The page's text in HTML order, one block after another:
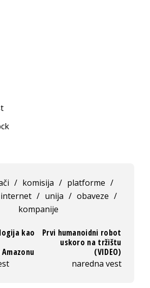
/ komisija / platforme /
internet / unija / obaveze /
kompanije
kao
Prvi humanoidni robot
uskoro na tržištu
(VIDEO)
naredna vest